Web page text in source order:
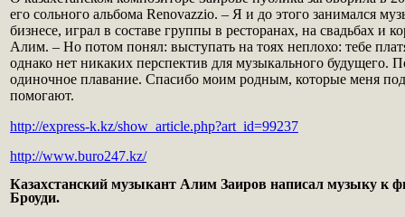
его сольного альбома Renovazzio. – Я и до этого занимался
бизнесе, играл в составе группы в ресторанах, на свадьбах и
Алим. – Но потом понял: выступать на тоях неплохо: тебе
однако нет никаких перспектив для музыкального будущего.
одиночное плавание. Спасибо моим родным, которые меня
помогают.
http://express-k.kz/show_article.php?art_id=99237
http://www.buro247.kz/
Казахстанский музыкант Алим Заиров написал музыку к
Броуди.